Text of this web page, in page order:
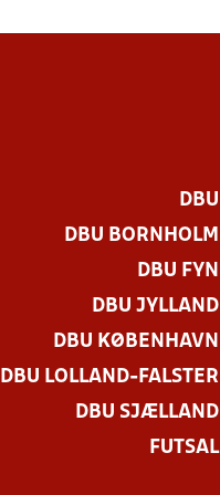
DBU
DBU BORNHOLM
DBU FYN
DBU JYLLAND
DBU KØBENHAVN
DBU LOLLAND-FALSTER
DBU SJÆLLAND
FUTSAL